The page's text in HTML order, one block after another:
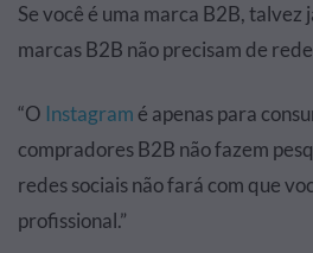
Se você é uma marca B2B, talvez
marcas B2B não precisam de
“O Instagram é apenas para
compradores B2B não fazem
redes sociais não fará com que
profissional.”